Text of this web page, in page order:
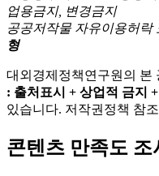
공공저작물 자유이용허락
형
대외경제정책연구원의 본
: 출처표시 + 상업적 금지
있습니다. 저작권정책 참조
콘텐츠 만족도 조